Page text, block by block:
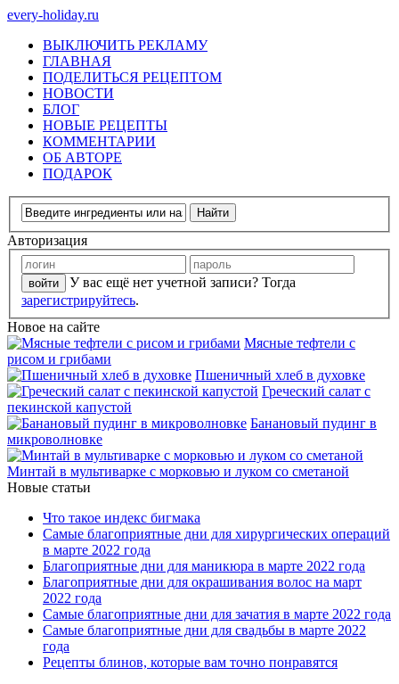
every-holiday.ru
ВЫКЛЮЧИТЬ РЕКЛАМУ
ГЛАВНАЯ
ПОДЕЛИТЬСЯ РЕЦЕПТОМ
НОВОСТИ
БЛОГ
НОВЫЕ РЕЦЕПТЫ
КОММЕНТАРИИ
ОБ АВТОРЕ
ПОДАРОК
Авторизация
У вас ещё нет учетной записи? Тогда
зарегистрируйтесь.
Новое на сайте
Мясные тефтели с
рисом и грибами
Пшеничный хлеб в духовке
Греческий салат с
пекинской капустой
Банановый пудинг в
микроволновке
Минтай в мультиварке с морковью и луком со сметаной
Новые статьи
Что такое индекс бигмака
Самые благоприятные дни для хирургических операций
в марте 2022 года
Благоприятные дни для маникюра в марте 2022 года
Благоприятные дни для окрашивания волос на март
2022 года
Самые благоприятные дни для зачатия в марте 2022 года
Самые благоприятные дни для свадьбы в марте 2022
года
Рецепты блинов, которые вам точно понравятся